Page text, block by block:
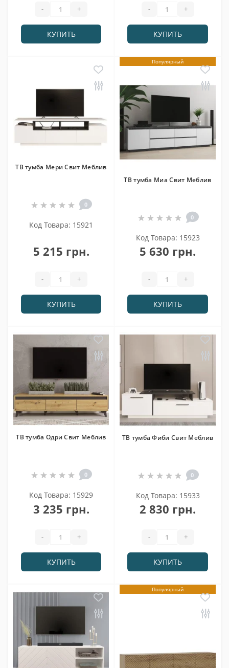
- +
КУПИТЬ
- +
КУПИТЬ
ТВ тумба Мери Свит Меблив
0
Код Товара: 15921
5 215 грн.
- +
КУПИТЬ
Популярный
ТВ тумба Миа Свит Меблив
0
Код Товара: 15923
5 630 грн.
- +
КУПИТЬ
ТВ тумба Одри Свит Меблив
0
Код Товара: 15929
3 235 грн.
- +
КУПИТЬ
ТВ тумба Фиби Свит Меблив
0
Код Товара: 15933
2 830 грн.
- +
КУПИТЬ
Популярный